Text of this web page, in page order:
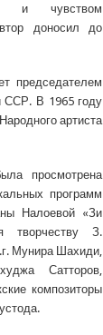
и чувством
доносил до
председателем
ССР. В 1965 году
артиста
просмотрена
программ
Налоевой «Зи
творчеству З.
Мунира Шахиди,
Сатторов,
композиторы